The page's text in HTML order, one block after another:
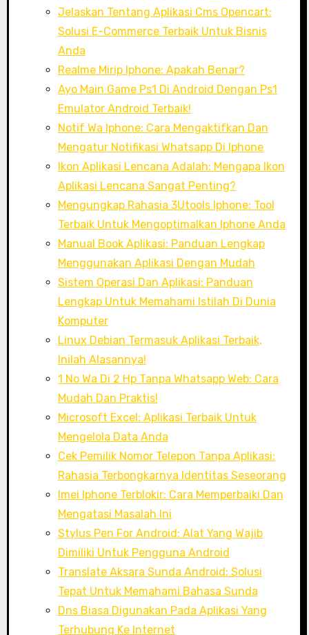
Jelaskan Tentang Aplikasi Cms Opencart:
Solusi E-Commerce Terbaik Untuk Bisnis
Anda
Realme Mirip Iphone: Apakah Benar?
Ayo Main Game Ps1 Di Android Dengan Ps1
Emulator Android Terbaik!
Notif Wa Iphone: Cara Mengaktifkan Dan
Mengatur Notifikasi Whatsapp Di Iphone
Ikon Aplikasi Lencana Adalah: Mengapa Ikon
Aplikasi Lencana Sangat Penting?
Mengungkap Rahasia 3Utools Iphone: Tool
Terbaik Untuk Mengoptimalkan Iphone Anda
Manual Book Aplikasi: Panduan Lengkap
Menggunakan Aplikasi Dengan Mudah
Sistem Operasi Dan Aplikasi: Panduan
Lengkap Untuk Memahami Istilah Di Dunia
Komputer
Linux Debian Termasuk Aplikasi Terbaik,
Inilah Alasannya!
1 No Wa Di 2 Hp Tanpa Whatsapp Web: Cara
Mudah Dan Praktis!
Microsoft Excel: Aplikasi Terbaik Untuk
Mengelola Data Anda
Cek Pemilik Nomor Telepon Tanpa Aplikasi:
Rahasia Terbongkarnya Identitas Seseorang
Imei Iphone Terblokir: Cara Memperbaiki Dan
Mengatasi Masalah Ini
Stylus Pen For Android: Alat Yang Wajib
Dimiliki Untuk Pengguna Android
Translate Aksara Sunda Android: Solusi
Tepat Untuk Memahami Bahasa Sunda
Dns Biasa Digunakan Pada Aplikasi Yang
Terhubung Ke Internet